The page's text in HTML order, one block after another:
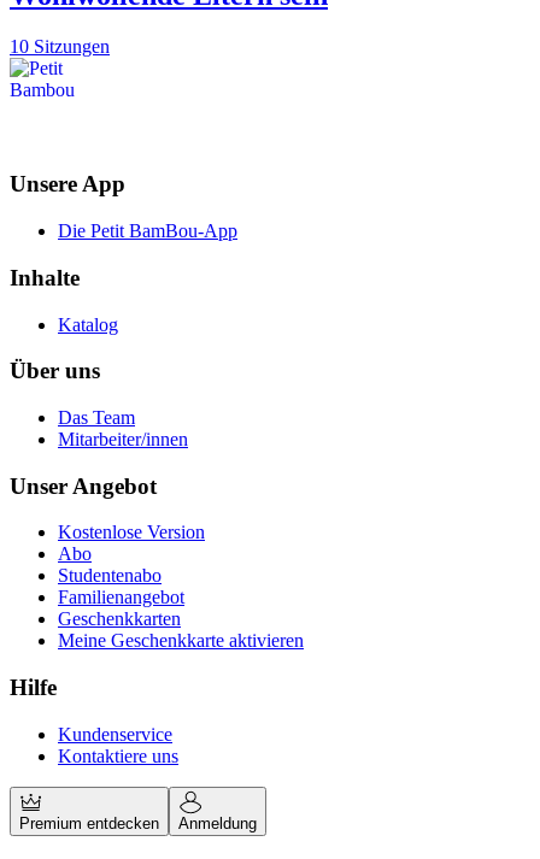
10 Sitzungen
Unsere App
Die Petit BamBou-App
Inhalte
Katalog
Über uns
Das Team
Mitarbeiter/innen
Unser Angebot
Kostenlose Version
Abo
Studentenabo
Familienangebot
Geschenkkarten
Meine Geschenkkarte aktivieren
Hilfe
Kundenservice
Kontaktiere uns
Premium entdecken Anmeldung